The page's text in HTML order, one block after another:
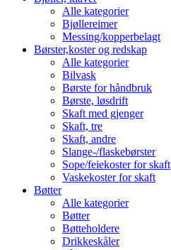
Alle kategorier
Bjøllereimer
Messing/kopperbelagt
Børster,koster og redskap
Alle kategorier
Bilvask
Børste for håndbruk
Børste, løsdrift
Skaft med gjenger
Skaft, tre
Skaft, andre
Slange-/flaskebørster
Sope/feiekoster for skaft
Vaskekoster for skaft
Bøtter
Alle kategorier
Bøtter
Bøtteholdere
Drikkeskåler